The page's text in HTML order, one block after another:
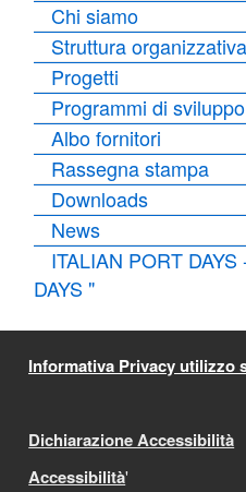
Chi siamo
Struttura organizzativa
Progetti
Programmi di sviluppo
Albo fornitori
Rassegna stampa
Downloads
News
ITALIAN PORT
DAYS "
Informativa Privacy utilizzo
Dichiarazione Accessibilità
Accessibilità'